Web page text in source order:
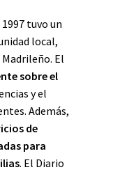
tuvo un
local,
El
sobre el
y el
Además,
de
para
. El Diario